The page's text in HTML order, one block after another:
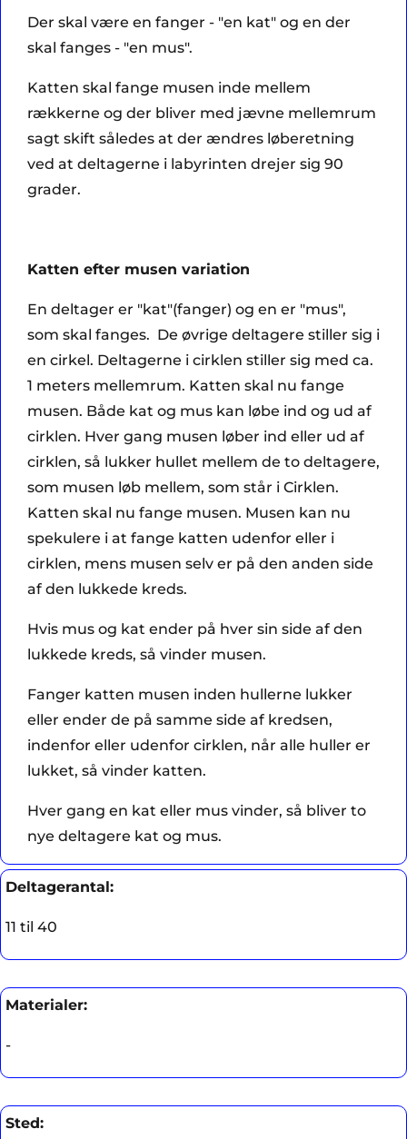
Der skal være en fanger - "en kat" og en der
skal fanges - "en mus".
Katten skal fange musen inde mellem
rækkerne og der bliver med jævne mellemrum
sagt skift således at der ændres løberetning
ved at deltagerne i labyrinten drejer sig 90
grader.
Katten efter musen variation
En deltager er "kat"(fanger) og en er "mus",
som skal fanges. De øvrige deltagere stiller sig i
en cirkel. Deltagerne i cirklen stiller sig med ca.
1 meters mellemrum. Katten skal nu fange
musen. Både kat og mus kan løbe ind og ud af
cirklen. Hver gang musen løber ind eller ud af
cirklen, så lukker hullet mellem de to deltagere,
som musen løb mellem, som står i Cirklen.
Katten skal nu fange musen. Musen kan nu
spekulere i at fange katten udenfor eller i
cirklen, mens musen selv er på den anden side
af den lukkede kreds.
Hvis mus og kat ender på hver sin side af den
lukkede kreds, så vinder musen.
Fanger katten musen inden hullerne lukker
eller ender de på samme side af kredsen,
indenfor eller udenfor cirklen, når alle huller er
lukket, så vinder katten.
Hver gang en kat eller mus vinder, så bliver to
nye deltagere kat og mus.
Deltagerantal:
11 til 40
Materialer:
-
Sted: